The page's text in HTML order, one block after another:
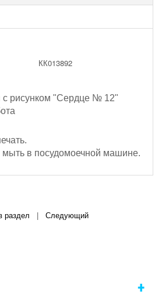
КК013892
рисунком "Сердце № 12"
в посудомоечной машине.
раздел Следующий
+